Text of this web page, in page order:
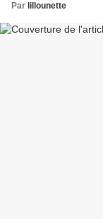
Par lillounette